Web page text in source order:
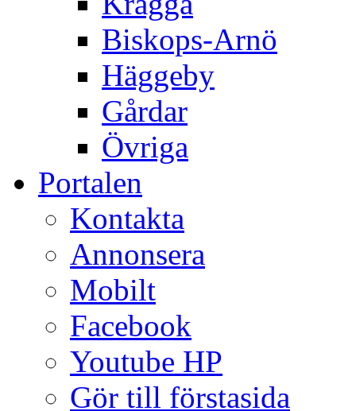
Biskops-Arnö
Häggeby
Gårdar
Övriga
Portalen
Kontakta
Annonsera
Mobilt
Facebook
Youtube HP
Gör till förstasida